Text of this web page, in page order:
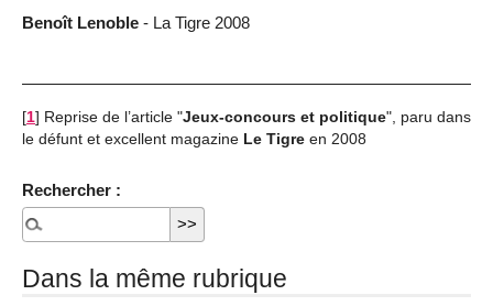
Benoît Lenoble - La Tigre 2008
[1] Reprise de l’article "Jeux-concours et politique", paru dans
le défunt et excellent magazine Le Tigre en 2008
Rechercher :
Dans la même rubrique